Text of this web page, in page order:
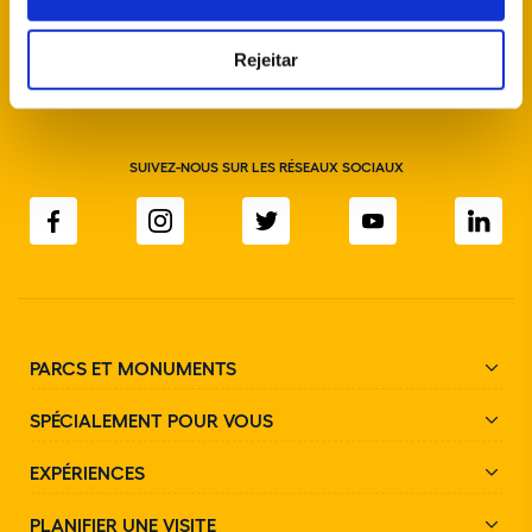
Rejeitar
info@parquesdesintra.pt
SUIVEZ-NOUS SUR LES RÉSEAUX SOCIAUX
PARCS ET MONUMENTS
SPÉCIALEMENT POUR VOUS
EXPÉRIENCES
PLANIFIER UNE VISITE